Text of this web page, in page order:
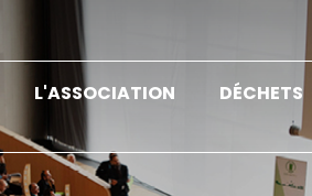
L'ASSOCIATION DÉCHETS